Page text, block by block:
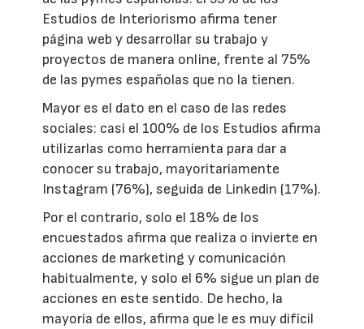
Estudios de Interiorismo afirma tener
página web y desarrollar su trabajo y
proyectos de manera online, frente al 75%
de las pymes españolas que no la tienen.
Mayor es el dato en el caso de las redes
sociales: casi el 100% de los Estudios afirma
utilizarlas como herramienta para dar a
conocer su trabajo, mayoritariamente
Instagram (76%), seguida de Linkedin (17%).
Por el contrario, solo el 18% de los
encuestados afirma que realiza o invierte en
acciones de marketing y comunicación
habitualmente, y solo el 6% sigue un plan de
acciones en este sentido. De hecho, la
mayoría de ellos, afirma que le es muy difícil